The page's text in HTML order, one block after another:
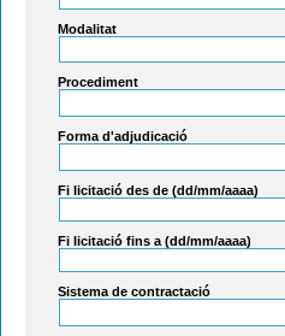
Modalitat
Procediment
Forma d'adjudicació
Fi licitació des de (dd/mm/aaaa)
Fi licitació fins a (dd/mm/aaaa)
Sistema de contractació